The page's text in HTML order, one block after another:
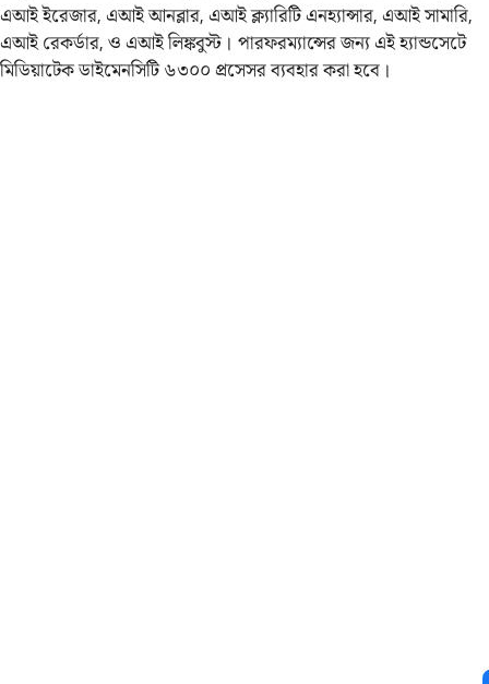
এআই ইরেজার, এআই আনব্লার, এআই ক্ল্যারিটি এনহ্যান্সার, এআই সামারি,
এআই রেকর্ডার, ও এআই লিঙ্কবুস্ট। পারফরম্যান্সের জন্য এই হ্যান্ডসেটে
মিডিয়াটেক ডাইমেনসিটি ৬৩০০ প্রসেসর ব্যবহার করা হবে।